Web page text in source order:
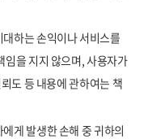
하는 손익이나 서비스를
임을 지지 않으며, 사용자가
도 등 내용에 관하여는 책
게 발생한 손해 중 귀하의